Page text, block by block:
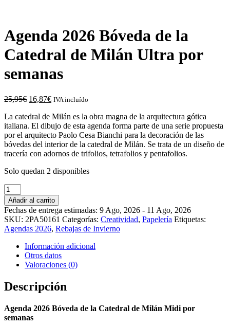
Agenda 2026 Bóveda de la
Catedral de Milán Ultra por
semanas
25,95€ El
original
era:
25,95€.
16,87€El
actual
es:
16,87€.
IVA incluído
La catedral de Milán es la obra magna de la arquitectura gótica
italiana. El dibujo de esta agenda forma parte de una serie propuesta
por el arquitecto Paolo Cesa Bianchi para la decoración de las
bóvedas del interior de la catedral de Milán. Se trata de un diseño de
tracería con adornos de trifolios, tetrafolios y pentafolios.
Solo quedan 2 disponibles
Agenda
2026
Bóveda
de
la
Catedral
Milán
Ultra
semanas
cantidad
Añadir al carrito
Fechas de entrega estimadas: 9 Ago, 2026 - 11 Ago, 2026
SKU: 2PA50161 Categorías: Creatividad, Papelería Etiquetas:
Agendas 2026, Rebajas de Invierno
Información adicional
Otros datos
Valoraciones (0)
Descripción
Agenda 2026 Bóveda de la Catedral de Milán Midi por
semanas